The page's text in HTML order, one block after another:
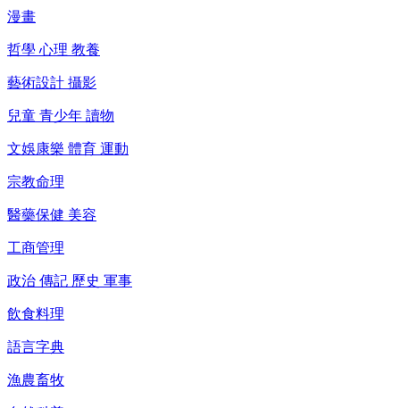
漫畫
哲學 心理 教養
藝術設計 攝影
兒童 青少年 讀物
文娛康樂 體育 運動
宗教命理
醫藥保健 美容
工商管理
政治 傳記 歷史 軍事
飲食料理
語言字典
漁農畜牧